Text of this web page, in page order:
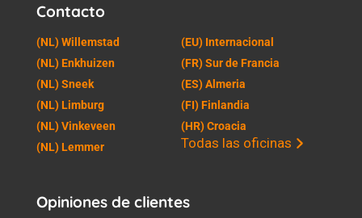
Contacto
(NL) Willemstad
(NL) Enkhuizen
(NL) Sneek
(NL) Limburg
(NL) Vinkeveen
(NL) Lemmer
(EU) Internacional
(FR) Sur de Francia
(ES) Almeria
(FI) Finlandia
(HR) Croacia
Todas las oficinas
Opiniones de clientes